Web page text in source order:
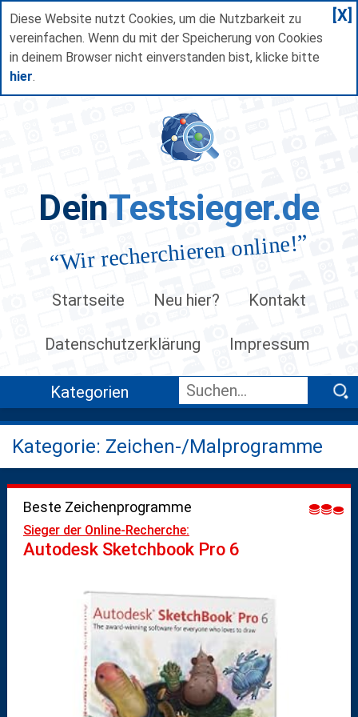
Diese Website nutzt Cookies, um die Nutzbarkeit zu
vereinfachen. Wenn du mit der Speicherung von Cookies
in deinem Browser nicht einverstanden bist, klicke bitte
hier.
[X]
DeinTestsieger.de
“Wir recherchieren online!”
Startseite Neu hier? Kontakt
Datenschutzerklärung Impressum
Kategorien
Kategorie: Zeichen-/Malprogramme
Beste Zeichenprogramme
Sieger der Online-Recherche:
Autodesk Sketchbook Pro 6